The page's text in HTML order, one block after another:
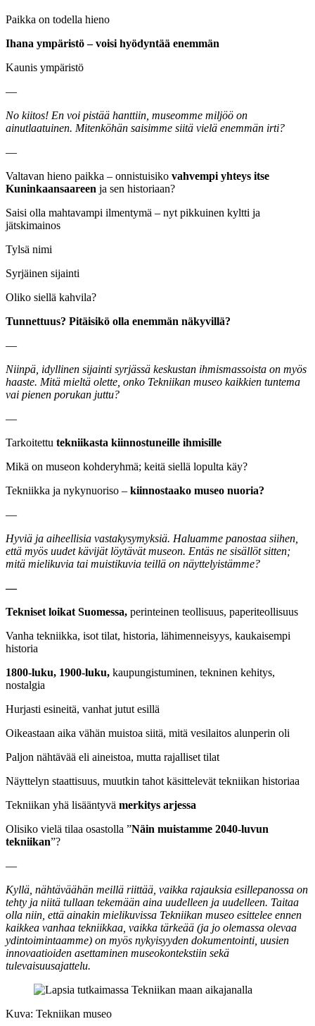
Paikka on todella hieno
Ihana ympäristö – voisi hyödyntää enemmän
Kaunis ympäristö
—
No kiitos! En voi pistää hanttiin, museomme miljöö on
ainutlaatuinen. Mitenköhän saisimme siitä vielä enemmän irti?
—
Valtavan hieno paikka – onnistuisiko vahvempi yhteys itse
Kuninkaansaareen ja sen historiaan?
Saisi olla mahtavampi ilmentymä – nyt pikkuinen kyltti ja
jätskimainos
Tylsä nimi
Syrjäinen sijainti
Oliko siellä kahvila?
Tunnettuus? Pitäisikö olla enemmän näkyvillä?
—
Niinpä, idyllinen sijainti syrjässä keskustan ihmismassoista on myös
haaste. Mitä mieltä olette, onko Tekniikan museo kaikkien tuntema
vai pienen porukan juttu?
—
Tarkoitettu tekniikasta kiinnostuneille ihmisille
Mikä on museon kohderyhmä; keitä siellä lopulta käy?
Tekniikka ja nykynuoriso – kiinnostaako museo nuoria?
—
Hyviä ja aiheellisia vastakysymyksiä. Haluamme panostaa siihen,
että myös uudet kävijät löytävät museon. Entäs ne sisällöt sitten;
mitä mielikuvia tai muistikuvia teillä on näyttelyistämme?
—
Tekniset loikat Suomessa, perinteinen teollisuus, paperiteollisuus
Vanha tekniikka, isot tilat, historia, lähimenneisyys, kaukaisempi
historia
1800-luku, 1900-luku, kaupungistuminen, tekninen kehitys,
nostalgia
Hurjasti esineitä, vanhat jutut esillä
Oikeastaan aika vähän muistoa siitä, mitä vesilaitos alunperin oli
Paljon nähtävää eli aineistoa, mutta rajalliset tilat
Näyttelyn staattisuus, muutkin tahot käsittelevät tekniikan historiaa
Tekniikan yhä lisääntyvä merkitys arjessa
Olisiko vielä tilaa osastolla ”Näin muistamme 2040-luvun
tekniikan”?
—
Kyllä, nähtäväähän meillä riittää, vaikka rajauksia esillepanossa on
tehty ja niitä tullaan tekemään aina uudelleen ja uudelleen. Taitaa
olla niin, että ainakin mielikuvissa Tekniikan museo esittelee ennen
kaikkea vanhaa tekniikkaa, vaikka tärkeää (ja jo olemassa olevaa
ydintoimintaamme) on myös nykyisyyden dokumentointi, uusien
innovaatioiden asettaminen museokontekstiin sekä
tulevaisuusajattelu.
Kuva: Tekniikan museo